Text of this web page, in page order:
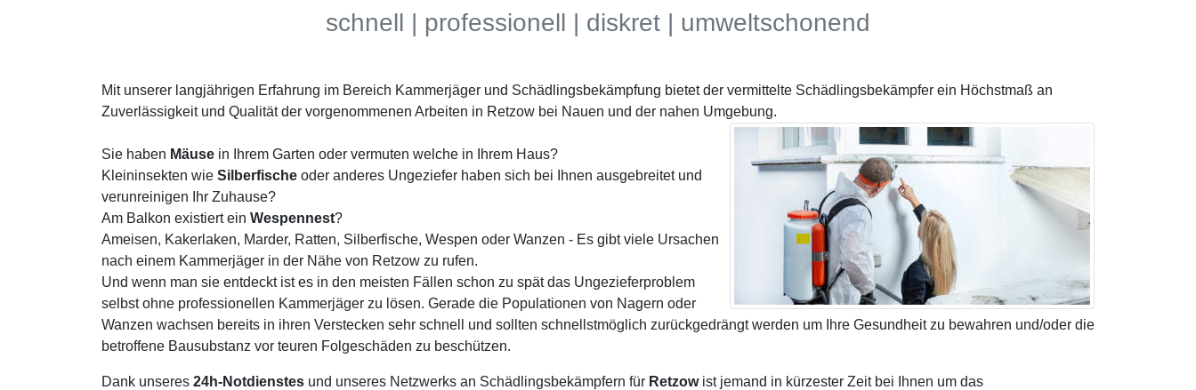
schnell | professionell | diskret | umweltschonend
Mit unserer langjährigen Erfahrung im Bereich Kammerjäger und Schädlingsbekämpfung bietet der vermittelte Schädlingsbekämpfer ein Höchstmaß an
Zuverlässigkeit und Qualität der vorgenommenen Arbeiten in Retzow bei Nauen und der nahen Umgebung.
Sie haben Mäuse in Ihrem Garten oder vermuten welche in Ihrem Haus?
Kleininsekten wie Silberfische oder anderes Ungeziefer haben sich bei Ihnen ausgebreitet und
verunreinigen Ihr Zuhause?
Am Balkon existiert ein Wespennest?
Ameisen, Kakerlaken, Marder, Ratten, Silberfische, Wespen oder Wanzen - Es gibt viele Ursachen
nach einem Kammerjäger in der Nähe von Retzow zu rufen.
Und wenn man sie entdeckt ist es in den meisten Fällen schon zu spät das Ungezieferproblem
selbst ohne professionellen Kammerjäger zu lösen. Gerade die Populationen von Nagern oder
Wanzen wachsen bereits in ihren Verstecken sehr schnell und sollten schnellstmöglich zurückgedrängt werden um Ihre Gesundheit zu bewahren und/oder die
betroffene Bausubstanz vor teuren Folgeschäden zu beschützen.
Dank unseres 24h-Notdienstes und unseres Netzwerks an Schädlingsbekämpfern für Retzowist jemand in kürzester Zeit bei Ihnen um das